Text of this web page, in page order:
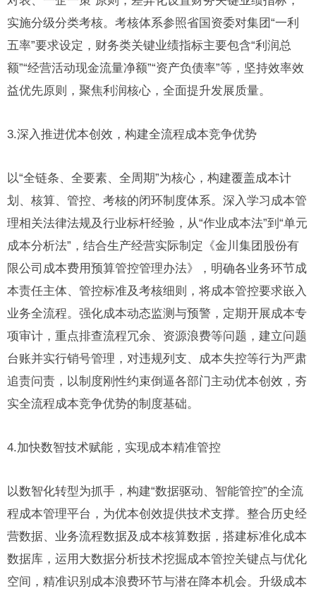
实施分级分类考核。考核体系参照省国资委对集团“一利
五率”要求设定，财务类关键业绩指标主要包含“利润总
额”“经营活动现金流量净额”“资产负债率”等，坚持效率效
益优先原则，聚焦利润核心，全面提升发展质量。
3.深入推进优本创效，构建全流程成本竞争优势
以“全链条、全要素、全周期”为核心，构建覆盖成本计
划、核算、管控、考核的闭环制度体系。深入学习成本管
理相关法律法规及行业标杆经验，从“作业成本法”到“单元
成本分析法”，结合生产经营实际制定《金川集团股份有
限公司成本费用预算管控管理办法》，明确各业务环节成
本责任主体、管控标准及考核细则，将成本管控要求嵌入
业务全流程。强化成本动态监测与预警，定期开展成本专
项审计，重点排查流程冗余、资源浪费等问题，建立问题
台账并实行销号管理，对违规列支、成本失控等行为严肃
追责问责，以制度刚性约束倒逼各部门主动优本创效，夯
实全流程成本竞争优势的制度基础。
4.加快数智技术赋能，实现成本精准管控
以数智化转型为抓手，构建“数据驱动、智能管控”的全流
程成本管理平台，为优本创效提供技术支撑。整合历史经
营数据、业务流程数据及成本核算数据，搭建标准化成本
数据库，运用大数据分析技术挖掘成本管控关键点与优化
空间，精准识别成本浪费环节与潜在降本机会。升级成本